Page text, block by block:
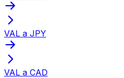
VAL a JPY
VAL a CAD